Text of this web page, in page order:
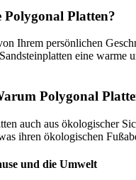
Platten?
Ihrem persönlichen
eine
Polygonal
auch aus ökologischer
ihren ökologischen
und die Umwelt